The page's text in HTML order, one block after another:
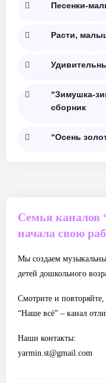
Песенки-
Расти,
“Зимушка-
сборник
“Осень
Семья каналов
начала свою
Мы создаем
детей дошкольного
Смотрите и
“Наше всё” – канал
Наши контакты:
yarmin.st@gmail.com